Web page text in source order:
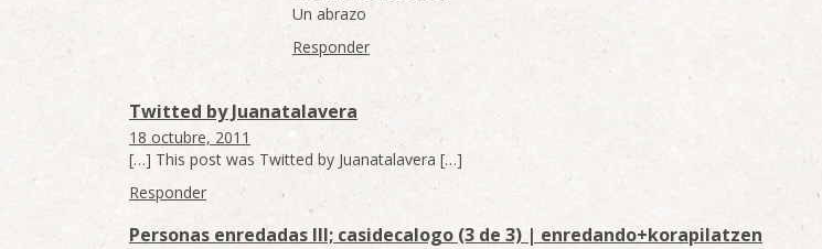
Un abrazo
Responder
Twitted by Juanatalavera
18 octubre, 2011
[…] This post was Twitted by Juanatalavera […]
Responder
Personas enredadas III; casidecalogo (3 de 3) | enredando+korapilatzen